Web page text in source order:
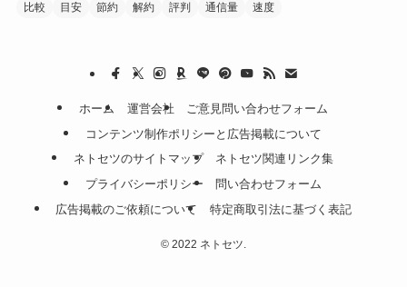
比較
目安 節約 解約 評判 通信量 速度
ホーム 運営会社
ご意見問い合わせフォーム
コンテンツ制作ポリシーと広告掲載について
ネトセツのサイトマップ
ネトセツ関連リンク集
プライバシーポリシー
問い合わせフォーム
広告掲載のご依頼について
特定商取引法に基づく表記
© 2022 ネトセツ.